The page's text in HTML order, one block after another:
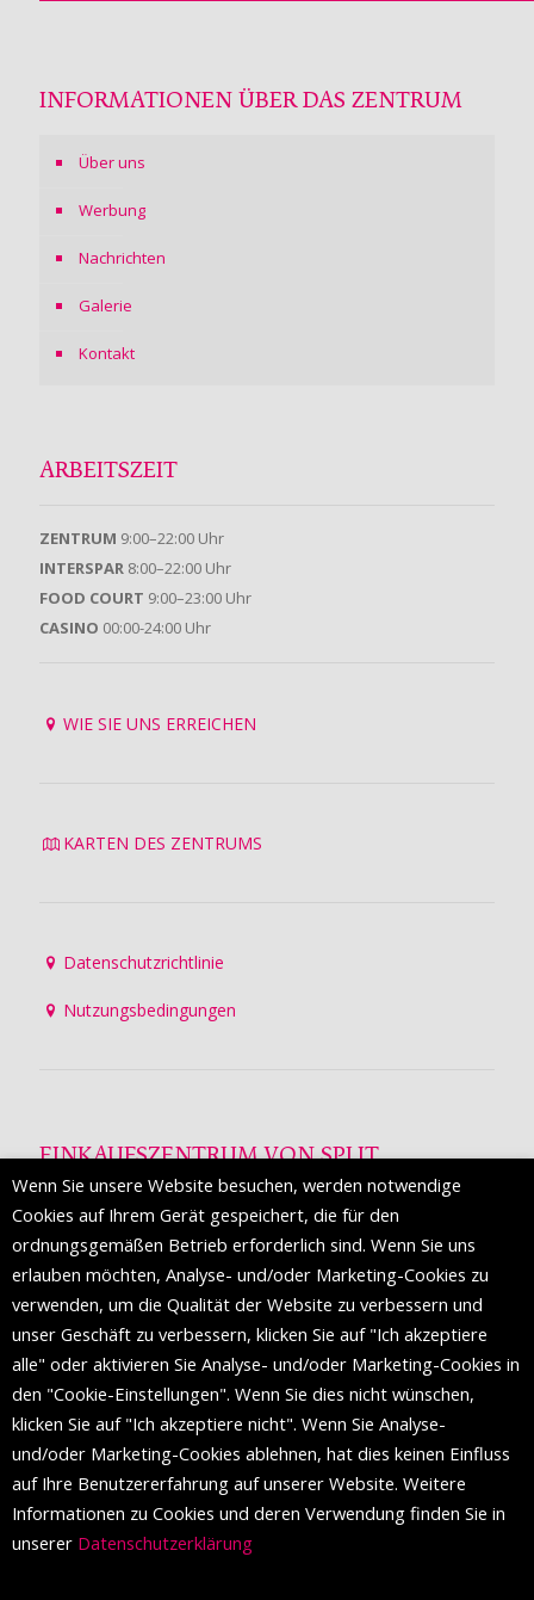
INFORMATIONEN ÜBER DAS ZENTRUM
Über uns
Werbung
Nachrichten
Galerie
Kontakt
ARBEITSZEIT
ZENTRUM 9:00–22:00 Uhr
INTERSPAR 8:00–22:00 Uhr
FOOD COURT 9:00–23:00 Uhr
CASINO 00:00-24:00 Uhr
WIE SIE UNS ERREICHEN
KARTEN DES ZENTRUMS
Datenschutzrichtlinie
Nutzungsbedingungen
EINKAUFSZENTRUM VON SPLIT
ist ein prestigeträchtiges Einkaufsziel mit
etwa 200 Einzelhandelsmarken und einer Reihe von
Weltmodemarken, die zum ersten Mal in Split erscheinen.
FOLGEN SIE UNS
Wenn Sie unsere Website besuchen, werden notwendige
Cookies auf Ihrem Gerät gespeichert, die für den
ordnungsgemäßen Betrieb erforderlich sind. Wenn Sie uns
erlauben möchten, Analyse- und/oder Marketing-Cookies zu
verwenden, um die Qualität der Website zu verbessern und
unser Geschäft zu verbessern, klicken Sie auf "Ich akzeptiere
alle" oder aktivieren Sie Analyse- und/oder Marketing-Cookies in
den "Cookie-Einstellungen". Wenn Sie dies nicht wünschen,
klicken Sie auf "Ich akzeptiere nicht". Wenn Sie Analyse-
und/oder Marketing-Cookies ablehnen, hat dies keinen Einfluss
auf Ihre Benutzererfahrung auf unserer Website. Weitere
Informationen zu Cookies und deren Verwendung finden Sie in
unserer Datenschutzerklärung